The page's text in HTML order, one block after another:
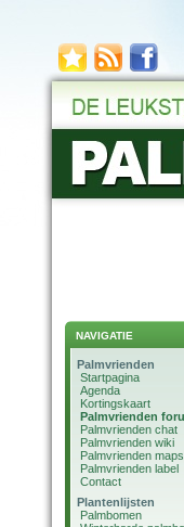
NAVIGATIE
Palmvrienden
Startpagina
Agenda
Kortingskaart
Palmvrienden
Palmvrienden chat
Palmvrienden wiki
Palmvrienden maps
Palmvrienden label
Contact
Plantenlijsten
Palmbomen